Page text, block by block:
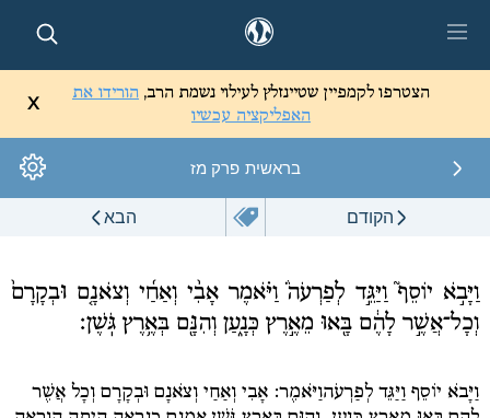
ספריה
הצטרפו לקמפיין שטיינזלץ לעילוי נשמת הרב, הורידו את
האפליקציה עכשיו
X
בראשית פרק מז
הקודם הבא
וַיָּבֹ֣א יוֹסֵף֮ וַיַּגֵּ֣ד לְפַרְעֹה֒ וַיֹּ֗אמֶר אָבִ֨י וְאַחַ֜י וְצֹאנָ֤ם וּבְקָרָם֙
וְכָל־אֲשֶׁ֣ר לָהֶ֔ם בָּ֖אוּ מֵאֶ֣רֶץ כְּנָ֑עַן וְהִנָּ֖ם בְּאֶ֥רֶץ גֹּֽשֶׁן׃
וַיָּבֹא יוֹסֵף וַיַּגֵּד לְפַרְעֹהוַיֹּאמֶר: אָבִי וְאַחַי וְצֹאנָם וּבְקָרָם וְכָל אֲשֶׁר